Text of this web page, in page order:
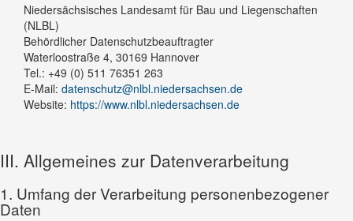
Niedersächsisches Landesamt für Bau und Liegenschaften
(NLBL)
Behördlicher Datenschutzbeauftragter
Waterloostraße 4, 30169 Hannover
Tel.: +49 (0) 511 76351 263
E-Mail: datenschutz@nlbl.niedersachsen.de
Website: https://www.nlbl.niedersachsen.de
III. Allgemeines zur Datenverarbeitung
1. Umfang der Verarbeitung personenbezogener
Daten